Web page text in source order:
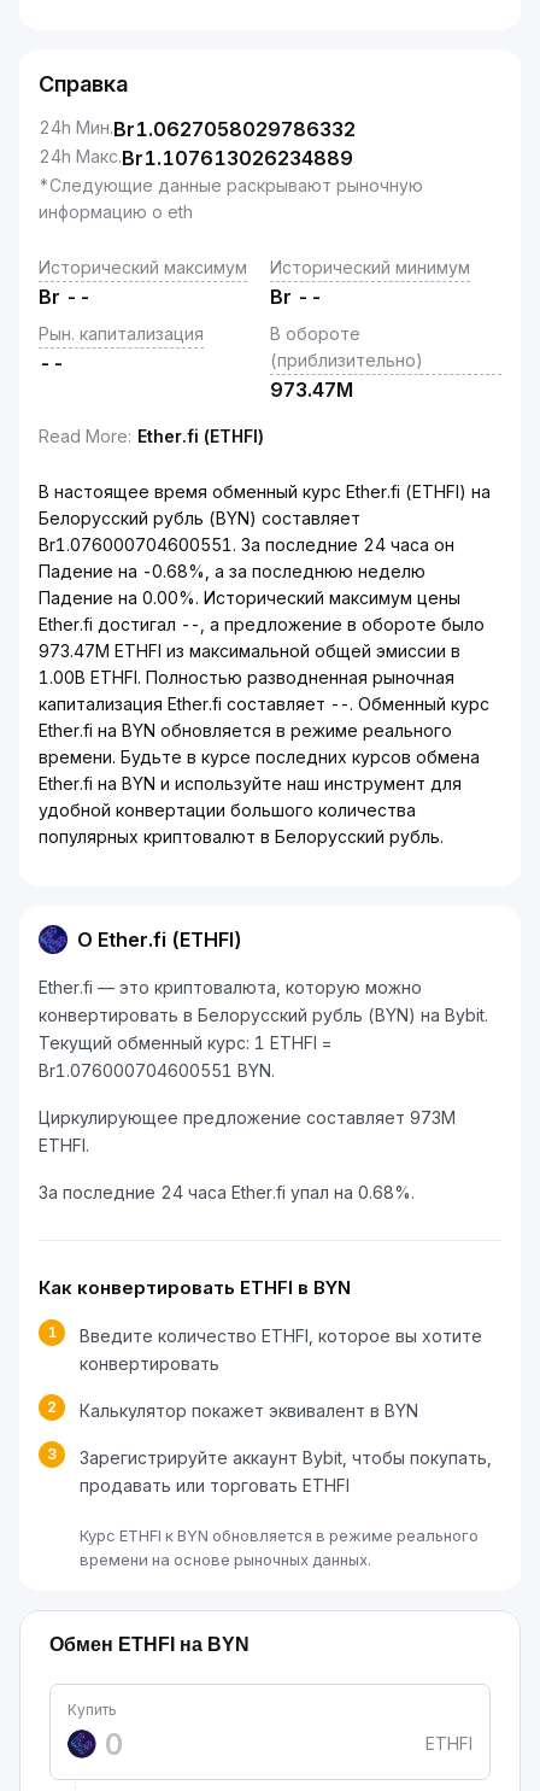
Справка
24h Мин.Br1.0627058029786332
24h Макс.Br1.107613026234889
*Следующие данные раскрывают рыночную
информацию о eth
Исторический максимум
Br --
Исторический минимум
Br --
Рын. капитализация
--
В обороте
(приблизительно)
973.47M
Read More: Ether.fi (ETHFI)
В настоящее время обменный курс Ether.fi (ETHFI) на
Белорусский рубль (BYN) составляет
Br1.076000704600551. За последние 24 часа он
Падение на -0.68%, а за последнюю неделю
Падение на 0.00%. Исторический максимум цены
Ether.fi достигал --, а предложение в обороте было
973.47M ETHFI из максимальной общей эмиссии в
1.00B ETHFI. Полностью разводненная рыночная
капитализация Ether.fi составляет --. Обменный курс
Ether.fi на BYN обновляется в режиме реального
времени. Будьте в курсе последних курсов обмена
Ether.fi на BYN и используйте наш инструмент для
удобной конвертации большого количества
популярных криптовалют в Белорусский рубль.
О Ether.fi (ETHFI)
Ether.fi — это криптовалюта, которую можно
конвертировать в Белорусский рубль (BYN) на Bybit.
Текущий обменный курс: 1 ETHFI =
Br1.076000704600551 BYN.
Циркулирующее предложение составляет 973M
ETHFI.
За последние 24 часа Ether.fi упал на 0.68%.
Как конвертировать ETHFI в BYN
1
Введите количество ETHFI, которое вы хотите
конвертировать
2 Калькулятор покажет эквивалент в BYN
3
Зарегистрируйте аккаунт Bybit, чтобы покупать,
продавать или торговать ETHFI
Курс ETHFI к BYN обновляется в режиме реального
времени на основе рыночных данных.
Обмен ETHFI на BYN
Купить
ETHFI